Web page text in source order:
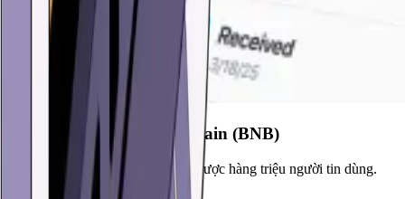
Ví di động BNB Smart Chain (BNB)
Ví BNB Smart Chain tự quản lý được hàng triệu người tin dùng.